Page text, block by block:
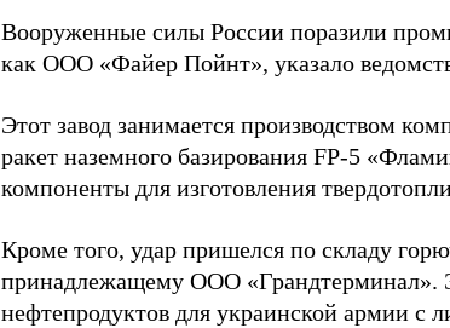
Вооруженные силы России поразили
как ООО «Файер Пойнт», указало
Этот завод занимается производством
ракет наземного базирования FP-5
компоненты для изготовления
Кроме того, удар пришелся по складу
принадлежащему ООО «Грандтерминал».
нефтепродуктов для украинской армии с